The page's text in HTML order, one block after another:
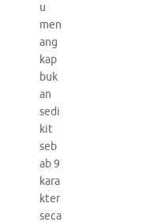
u
men
ang
kap
buk
an
sedi
kit
seb
ab 9
kara
kter
seca